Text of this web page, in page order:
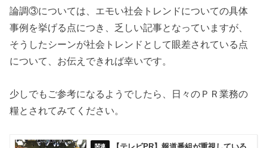
論調③については、エモい社会トレンドについての具体
事例を挙げる点につき、乏しい記事となっていますが、
そうしたシーンが社会トレンドとして眼差されている点
について、お伝えできれば幸いです。
少しでもご参考になるようでしたら、日々のＰＲ業務の
糧とされてみてください。